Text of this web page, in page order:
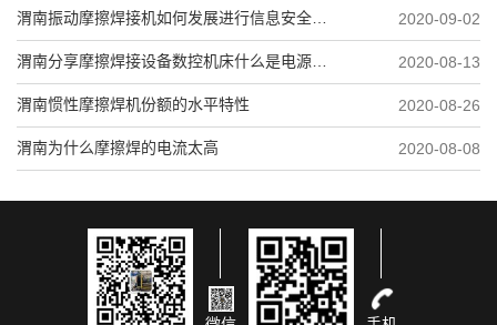
2020-09-02
2020-08-13
渭南惯性摩擦焊机份额的水平特性 2020-08-26
渭南为什么摩擦焊的电流太高 2020-08-08